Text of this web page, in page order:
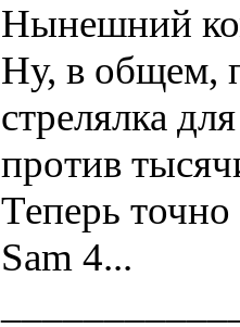
Нынешний
Ну, в общем,
стрелялка
против
Теперь
Sam 4...